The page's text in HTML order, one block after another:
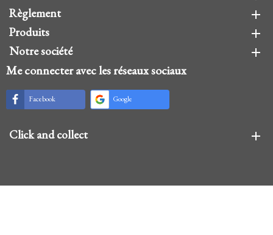
Règlement add
Produits add
Notre société add
Me connecter avec les réseaux sociaux
Facebook Google
Click and collect add